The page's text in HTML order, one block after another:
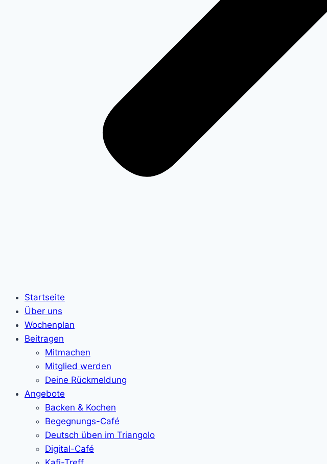
Startseite
Über uns
Wochenplan
Beitragen
Mitmachen
Mitglied werden
Deine Rückmeldung
Angebote
Backen & Kochen
Begegnungs-Café
Deutsch üben im Triangolo
Digital-Café